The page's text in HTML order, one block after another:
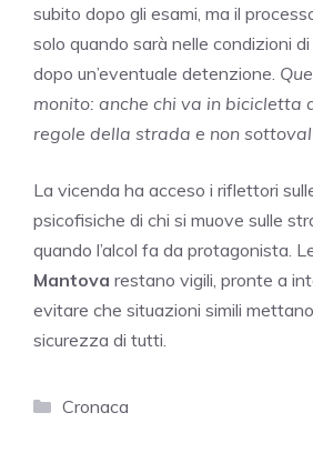
subito dopo gli esami, ma il
solo quando sarà nelle condizioni
dopo un’eventuale detenzione.
monito: anche chi va in bicicletta
regole della strada e non
La vicenda ha acceso i riflettori
psicofisiche di chi si muove sulle
quando l’alcol fa da protagonista.
Mantova restano vigili, pronte a
evitare che situazioni simili
sicurezza di tutti.
Categorie
Cronaca